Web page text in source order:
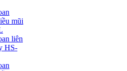
mũi
liên
HS-